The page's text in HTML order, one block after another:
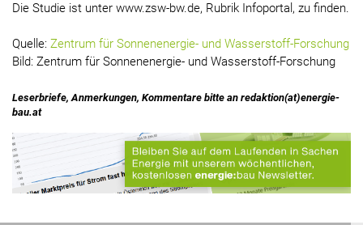
Die Studie ist unter www.zsw-bw.de, Rubrik Infoportal, zu finden.
Quelle: Zentrum für Sonnenenergie- und Wasserstoff-Forschung
Bild: Zentrum für Sonnenenergie- und Wasserstoff-Forschung
Leserbriefe, Anmerkungen, Kommentare bitte an redaktion(at)energie-
bau.at